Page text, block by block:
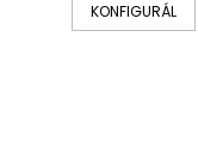
KONFIGURÁL